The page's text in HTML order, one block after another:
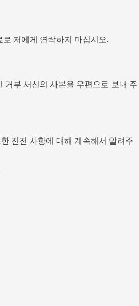
저에게 연락하지 마십시오.
거부 서신의 사본을 우편으로 보내 주
진전 사항에 대해 계속해서 알려주